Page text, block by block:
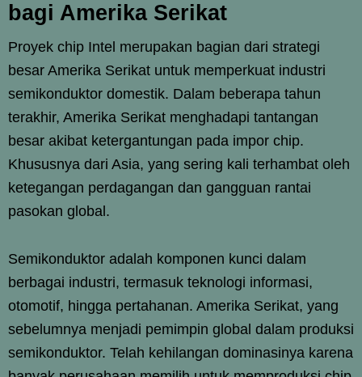
bagi Amerika Serikat
Proyek chip Intel merupakan bagian dari strategi
besar Amerika Serikat untuk memperkuat industri
semikonduktor domestik. Dalam beberapa tahun
terakhir, Amerika Serikat menghadapi tantangan
besar akibat ketergantungan pada impor chip.
Khususnya dari Asia, yang sering kali terhambat oleh
ketegangan perdagangan dan gangguan rantai
pasokan global.
Semikonduktor adalah komponen kunci dalam
berbagai industri, termasuk teknologi informasi,
otomotif, hingga pertahanan. Amerika Serikat, yang
sebelumnya menjadi pemimpin global dalam produksi
semikonduktor. Telah kehilangan dominasinya karena